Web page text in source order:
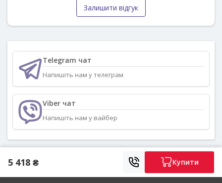
Залишити відгук
Telegram чат
Напишіть нам у телеграм
Viber чат
Напишіть нам у вайбер
5 418 ₴ Купити